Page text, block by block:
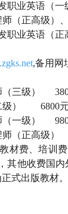
职业英语（一
师 （正高级）
职业英语（正
,备用网
（三级）
级）
6800
（一级）
师 （正高级）
材费、培训
其他收费国
式出版教材。